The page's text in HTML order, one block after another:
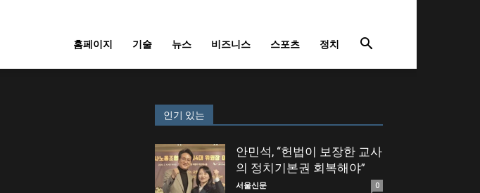
홈페이지 기술 뉴스 비즈니스 스포츠 정치
인기 있는
안민석, “헌법이 보장한 교사
의 정치기본권 회복해야”
서울신문 0